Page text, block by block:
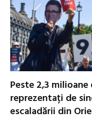
Peste 2,3
reprezentați de
escaladării din